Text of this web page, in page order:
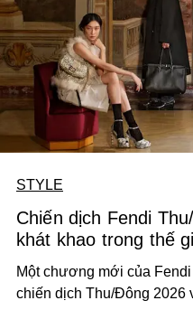
STYLE
Chiến dịch Fendi
khát khao trong thế
Một chương mới của
chiến dịch Thu/Đông 2026